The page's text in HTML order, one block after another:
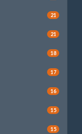
21
21
18
17
16
15
15